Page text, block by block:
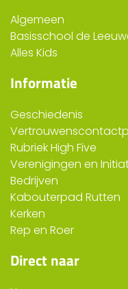
Algemeen
Basisschool de
Alles Kids
Informatie
Geschiedenis
Rubriek High Five
Verenigingen en
Bedrijven
Kabouterpad Rutten
Kerken
Rep en Roer
Direct naar